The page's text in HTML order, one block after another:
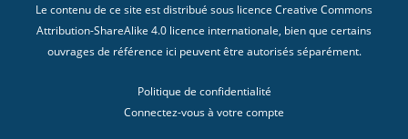
Le contenu de ce site est distribué sous licence Creative Commons
Attribution-ShareAlike 4.0 licence internationale, bien que certains
ouvrages de référence ici peuvent être autorisés séparément.
Politique de confidentialité
Connectez-vous à votre compte